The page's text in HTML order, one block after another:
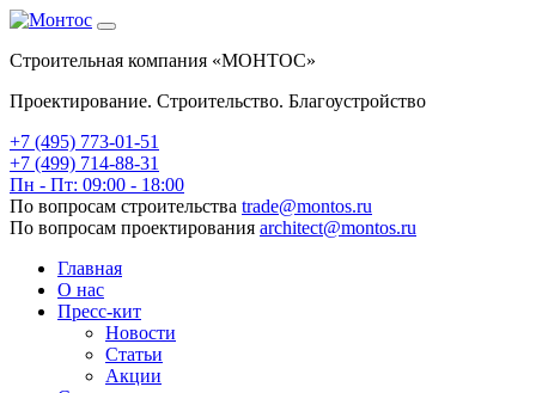
Строительная компания «МОНТОС»
Проектирование. Строительство. Благоустройство
+7 (495) 773-01-51
+7 (499) 714-88-31
Пн - Пт: 09:00 - 18:00
По вопросам строительства trade@montos.ru
По вопросам проектирования architect@montos.ru
Главная
О нас
Пресс-кит
Новости
Статьи
Акции